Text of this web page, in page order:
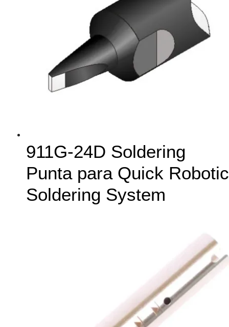
911G-24D Soldering
Punta para Quick Robotic
Soldering System